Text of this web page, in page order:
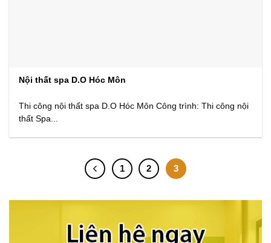
Nội thất spa D.O Hóc Môn
Thi công nội thất spa D.O Hóc Môn Công trình: Thi công nội
thất Spa...
1 2 3